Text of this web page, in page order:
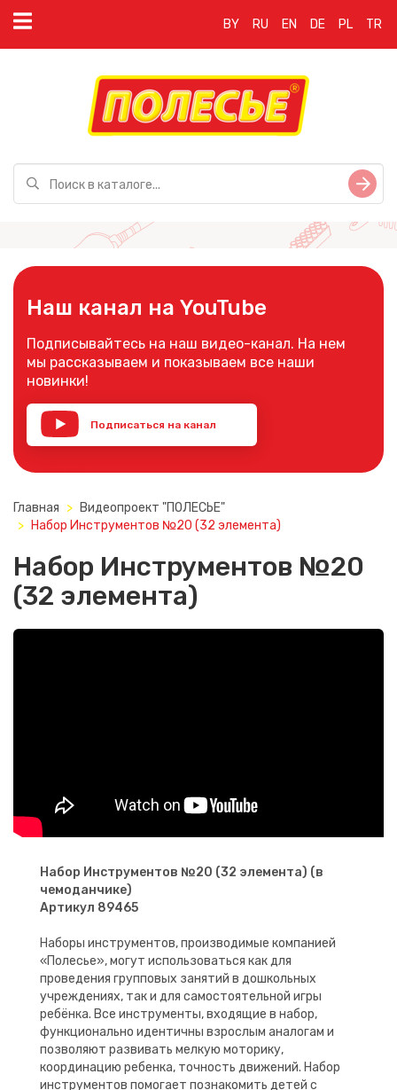
BY RU EN DE PL TR
Наш канал на YouTube
Подписывайтесь на наш видео-канал. На нем
мы рассказываем и показываем все наши
новинки!
Подписаться на канал
Главная
Видеопроект "ПОЛЕСЬЕ"
Набор Инструментов №20 (32 элемента)
Набор Инструментов №20
(32 элемента)
Набор Инструментов №20 (32 элемента) (в
чемоданчике)
Артикул 89465
Наборы инструментов, производимые компанией
«Полесье», могут использоваться как для
проведения групповых занятий в дошкольных
учреждениях, так и для самостоятельной игры
ребёнка. Все инструменты, входящие в набор,
функционально идентичны взрослым аналогам и
позволяют развивать мелкую моторику,
координацию ребенка, точность движений. Набор
инструментов помогает познакомить детей с